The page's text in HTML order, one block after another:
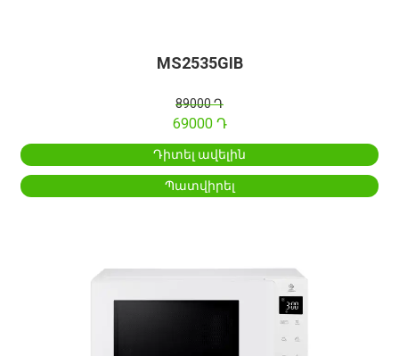
MS2535GIB
89000 Դ
69000 Դ
Դիտել ավելին
Պատվիրել